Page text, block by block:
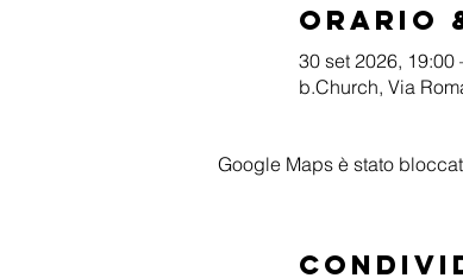
Orario
30 set 2026, 19:00
b.Church, Via
Google Maps è stato